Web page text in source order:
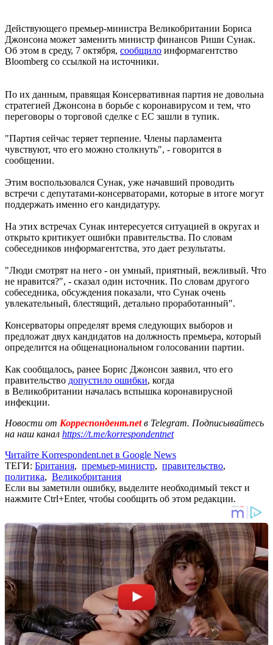
Действующего премьер-министра Великобритании Бориса
Джонсона может заменить министр финансов Риши Сунак.
Об этом в среду, 7 октября, сообщило информагентство
Bloomberg со ссылкой на источники.
По их данным, правящая Консервативная партия не довольна
стратегией Джонсона в борьбе с коронавирусом и тем, что
переговоры о торговой сделке с ЕС зашли в тупик.
"Партия сейчас теряет терпение. Члены парламента
чувствуют, что его можно столкнуть", - говорится в
сообщении.
Этим воспользовался Сунак, уже начавший проводить
встречи с депутатами-консерваторами, которые в итоге могут
поддержать именно его кандидатуру.
На этих встречах Сунак интересуется ситуацией в округах и
открыто критикует ошибки правительства. По словам
собеседников информагентства, это дает результаты.
"Люди смотрят на него - он умный, приятный, вежливый. Что
не нравится?", - сказал один источник. По словам другого
собеседника, обсуждения показали, что Сунак очень
увлекательный, блестящий, детально проработанный".
Консерваторы определят время следующих выборов и
предложат двух кандидатов на должность премьера, который
определится на общенациональном голосовании партии.
Как сообщалось, ранее Борис Джонсон заявил, что его
правительство допустило ошибки, когда
в Великобритании началась вспышка коронавирусной
инфекции.
Новости от Корреспондент.netв Telegram. Подписывайтесь
на наш канал https://t.me/korrespondentnet
Читайте Korrespondent.net в Google News
ТЕГИ: Британия, премьер-министр, правительство,
политика, Великобритания
Если вы заметили ошибку, выделите необходимый текст и
нажмите Ctrl+Enter, чтобы сообщить об этом редакции.